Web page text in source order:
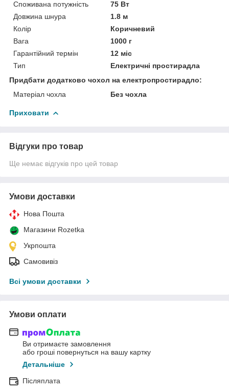
Споживана потужність
75 Вт
Довжина шнура
1.8 м
Колір
Коричневий
Вага
1000 г
Гарантійний термін
12 міс
Тип
Електричні простирадла
Придбати додатково чохол на електропростирадло:
Матеріал чохла
Без чохла
Приховати
Відгуки про товар
Ще немає відгуків про цей товар
Умови доставки
Нова Пошта
Магазини Rozetka
Укрпошта
Самовивіз
Всі умови доставки
Умови оплати
Ви отримаєте замовлення
або гроші повернуться на вашу картку
Детальніше
Післяплата